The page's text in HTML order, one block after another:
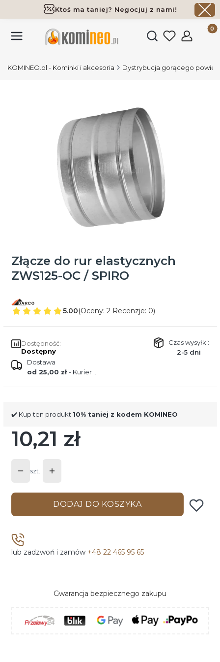
Ktoś ma taniej? Negocjuj z nami!
Darmowa dostawa już od 700 zł
Otwórz
KOMINEO.pl - Kominki i akcesoria Dystrybucja gorącego
Złącze do rur elastycznych
ZWS125-OC / SPIRO
5.00(Oceny: 2 Recenzje: 0)
Dostępność:
Dostępny
Czas wysyłki:
2-5 dni
Dostawa
od 25,00 zł- Kurier DPD
✔️ Kup ten produkt 10% taniej z kodem KOMINEO
Cena
10,21 zł
szt.
DODAJ DO KOSZYKA
lub zadzwoń i zamów +48 22 465 95 65
Gwarancja bezpiecznego zakupu